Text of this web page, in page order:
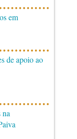
em
de apoio ao